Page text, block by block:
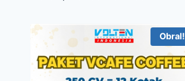
Obral!